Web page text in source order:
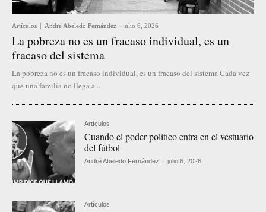
Artículos André Abeledo Fernández - julio 6, 2026
La pobreza no es un fracaso individual, es un
fracaso del sistema
La pobreza no es un fracaso individual, es un fracaso del sistema Cada vez
que una familia no llega a...
Artículos
Cuando el poder político entra en el vestuario
del fútbol
André Abeledo Fernández - julio 6, 2026
Artículos